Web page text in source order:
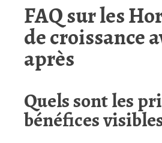
FAQ sur les
de croissance
après
Quels sont les
bénéfices